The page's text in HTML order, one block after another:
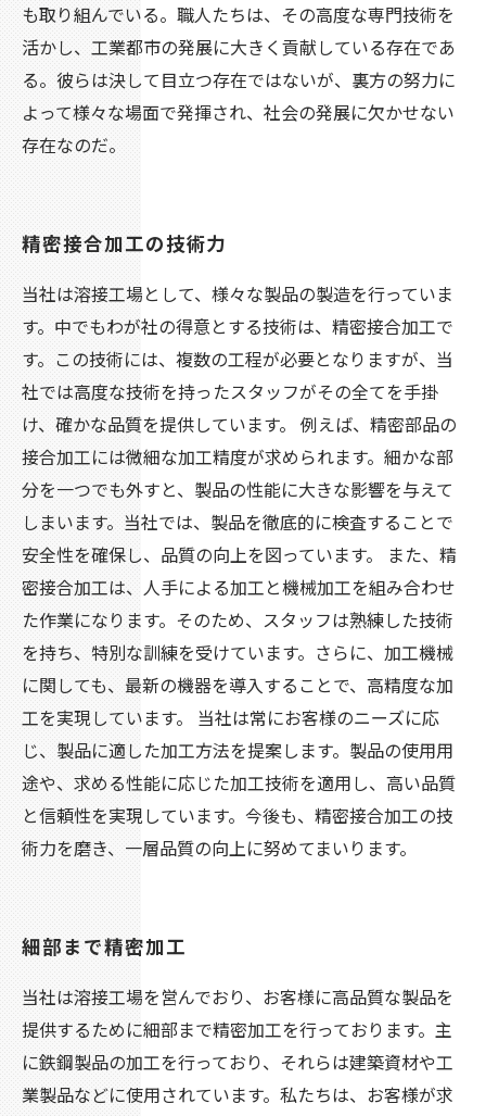
も取り組んでいる。職人たちは、その高度な専門技術を
活かし、工業都市の発展に大きく貢献している存在であ
る。彼らは決して目立つ存在ではないが、裏方の努力に
よって様々な場面で発揮され、社会の発展に欠かせない
存在なのだ。
精密接合加工の技術力
当社は溶接工場として、様々な製品の製造を行っていま
す。中でもわが社の得意とする技術は、精密接合加工で
す。この技術には、複数の工程が必要となりますが、当
社では高度な技術を持ったスタッフがその全てを手掛
け、確かな品質を提供しています。 例えば、精密部品の
接合加工には微細な加工精度が求められます。細かな部
分を一つでも外すと、製品の性能に大きな影響を与えて
しまいます。当社では、製品を徹底的に検査することで
安全性を確保し、品質の向上を図っています。 また、精
密接合加工は、人手による加工と機械加工を組み合わせ
た作業になります。そのため、スタッフは熟練した技術
を持ち、特別な訓練を受けています。さらに、加工機械
に関しても、最新の機器を導入することで、高精度な加
工を実現しています。 当社は常にお客様のニーズに応
じ、製品に適した加工方法を提案します。製品の使用用
途や、求める性能に応じた加工技術を適用し、高い品質
と信頼性を実現しています。今後も、精密接合加工の技
術力を磨き、一層品質の向上に努めてまいります。
細部まで精密加工
当社は溶接工場を営んでおり、お客様に高品質な製品を
提供するために細部まで精密加工を行っております。主
に鉄鋼製品の加工を行っており、それらは建築資材や工
業製品などに使用されています。私たちは、お客様が求